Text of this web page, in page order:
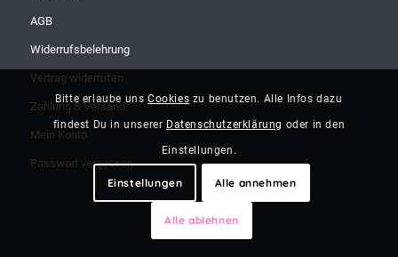
AGB
Widerrufsbelehrung
Vertrag widerrufen
Zahlung & Versand
Mein Konto
Passwort vergessen
Bitte erlaube unsCookies zu benutzen. Alle Infos dazu
findest Du in unserer Datenschutzerklärung oder in den
Einstellungen.
Einstellungen Alle annehmen
Alle ablehnen